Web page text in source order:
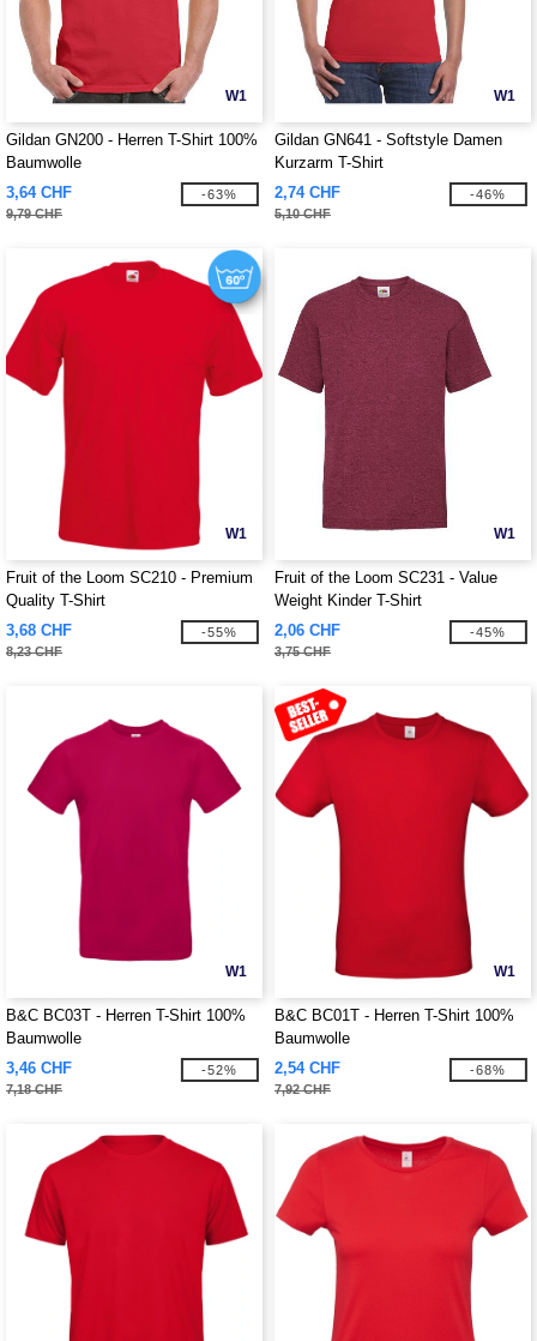
W1
Gildan GN200 - Herren T-Shirt 100%
Baumwolle
3,64 CHF
9,79 CHF
-63%
W1
Gildan GN641 - Softstyle Damen
Kurzarm T-Shirt
2,74 CHF
5,10 CHF
-46%
W1
Fruit of the Loom SC210 - Premium
Quality T-Shirt
3,68 CHF
8,23 CHF
-55%
W1
Fruit of the Loom SC231 - Value
Weight Kinder T-Shirt
2,06 CHF
3,75 CHF
-45%
W1
B&C BC03T - Herren T-Shirt 100%
Baumwolle
3,46 CHF
7,18 CHF
-52%
W1
B&C BC01T - Herren T-Shirt 100%
Baumwolle
2,54 CHF
7,92 CHF
-68%